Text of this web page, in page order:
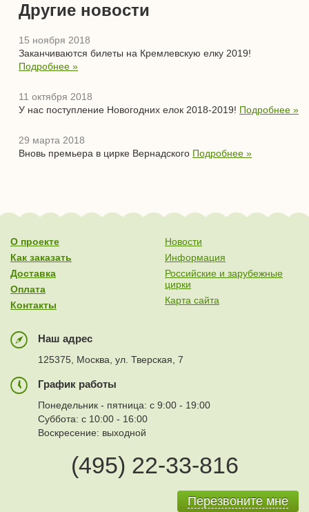
Другие новости
15 ноября 2018
Заканчиваются билеты на Кремлевскую елку 2019!
Подробнее »
11 октября 2018
У нас поступление Новогодних елок 2018-2019! Подробнее »
29 марта 2018
Вновь премьера в цирке Вернадского Подробнее »
О проекте
Как заказать
Доставка
Оплата
Контакты
Новости
Информация
Российские и зарубежные
цирки
Карта сайта
Наш адрес
125375, Москва, ул. Тверская, 7
График работы
Понедельник - пятница: с 9:00 - 19:00
Суббота: с 10:00 - 16:00
Воскресение: выходной
(495) 22-33-816
Перезвоните мне